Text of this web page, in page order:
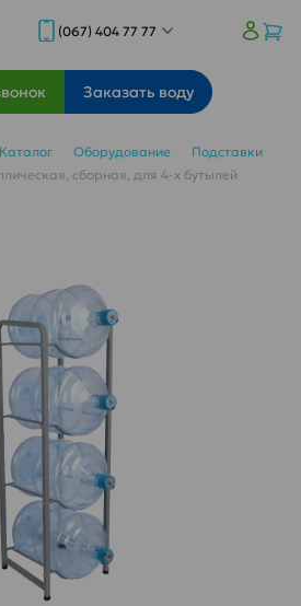
(067) 404 77 77
Заказать воду
Каталог Оборудование
Подставки
сборная, для 4-х бутылей